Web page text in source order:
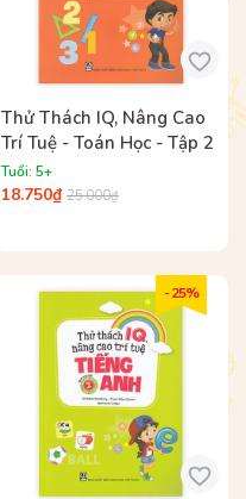
Thử Thách IQ, Nâng Cao
Trí Tuệ - Toán Học - Tập 2
Tuổi: 5+
18.750₫ 25.000₫
- 25%